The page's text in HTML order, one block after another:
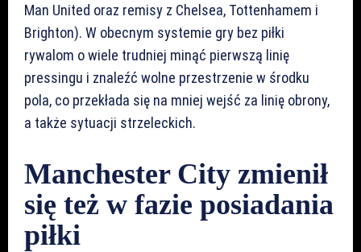
Man United oraz remisy z Chelsea, Tottenhamem i
Brighton). W obecnym systemie gry bez piłki
rywalom o wiele trudniej minąć pierwszą linię
pressingu i znaleźć wolne przestrzenie w środku
pola, co przekłada się na mniej wejść za linię obrony,
a także sytuacji strzeleckich.
Manchester City zmienił
się też w fazie posiadania
piłki